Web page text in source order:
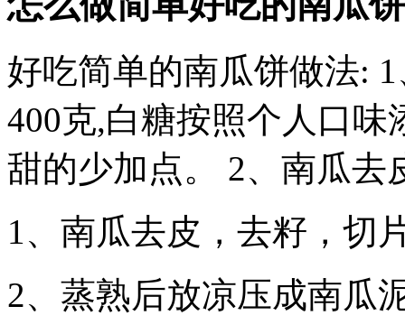
好吃简单的南瓜饼做法:
400克,白糖按照个人口
甜的少加点。 2、南瓜去
1、南瓜去皮，去籽，切
2、蒸熟后放凉压成南瓜